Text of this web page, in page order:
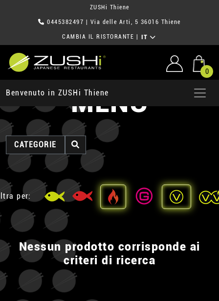
ZUSHi Thiene
0445382497 | Via delle Arti, 5 36016 Thiene
CAMBIA IL RISTORANTE IT
0
Benvenuto in ZUSHi ThieneMENU
CATEGORIE
per:
Nessun prodotto corrisponde ai
criteri di ricerca